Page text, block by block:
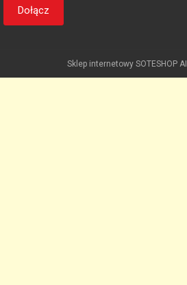
Dołącz
Sklep internetowy SOTESHOP AI